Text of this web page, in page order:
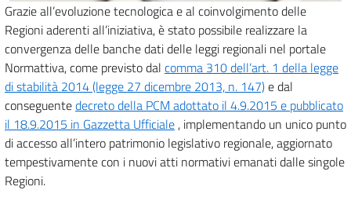
Grazie all’evoluzione tecnologica e al coinvolgimento delle
Regioni aderenti all’iniziativa, è stato possibile realizzare la
convergenza delle banche dati delle leggi regionali nel portale
Normattiva, come previsto dal comma 310 dell’art. 1 della legge
di stabilità 2014 (legge 27 dicembre 2013, n. 147)e dal
conseguentedecreto della PCM adottato il 4.9.2015 e pubblicato
il 18.9.2015 in Gazzetta Ufficiale , implementando un unico punto
di accesso all’intero patrimonio legislativo regionale, aggiornato
tempestivamente con i nuovi atti normativi emanati dalle singole
Regioni.